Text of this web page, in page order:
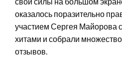
оказалось поразительно
участием Сергея Майорова
хитами и собрали
отзывов.